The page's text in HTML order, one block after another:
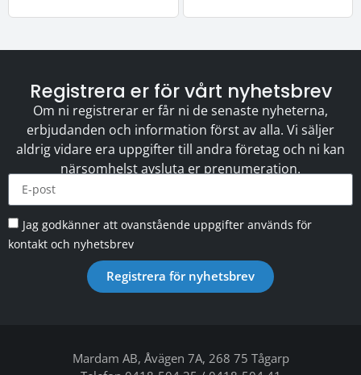
Registrera er för vårt nyhetsbrev
Om ni registrerar er får ni de senaste nyheterna,
erbjudanden och information först av alla. Vi säljer
aldrig vidare era uppgifter till andra företag och ni kan
närsomhelst avsluta er prenumeration.
Jag godkänner att ovanstående uppgifter används för
kontakt och nyhetsbrev
Registrera för nyhetsbrev
Mardam AB, Åvägen 7A, 268 75 Tågarp